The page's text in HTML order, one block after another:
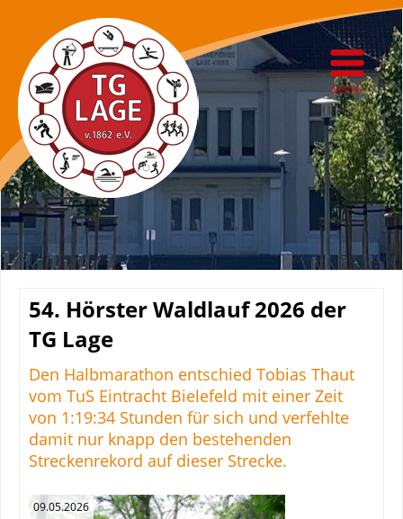
MENÜ
54. Hörster Waldlauf 2026 der
TG Lage
Den Halbmarathon entschied Tobias Thaut
vom TuS Eintracht Bielefeld mit einer Zeit
von 1:19:34 Stunden für sich und verfehlte
damit nur knapp den bestehenden
Streckenrekord auf dieser Strecke.
09.05.2026